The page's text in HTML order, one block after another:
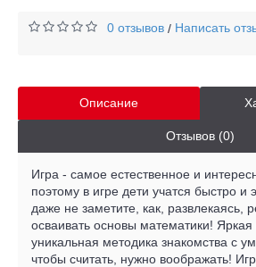
0 отзывов / Написать
Описание
Отзывов (0)
Игра - самое естественное и
поэтому в игре дети учатся быстро
даже не заметите, как, развлекаясь,
осваивать основы математики!
уникальная методика знакомства с
чтобы считать, нужно воображать!